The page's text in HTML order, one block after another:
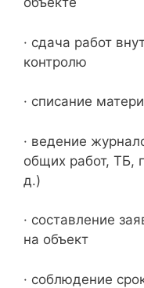
· сдача работ
контролю
· списание
· ведение
общих работ, ТБ,
д.)
· составление
на объект
· соблюдение